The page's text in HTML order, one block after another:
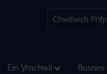
Ein Ymchwil Busnes